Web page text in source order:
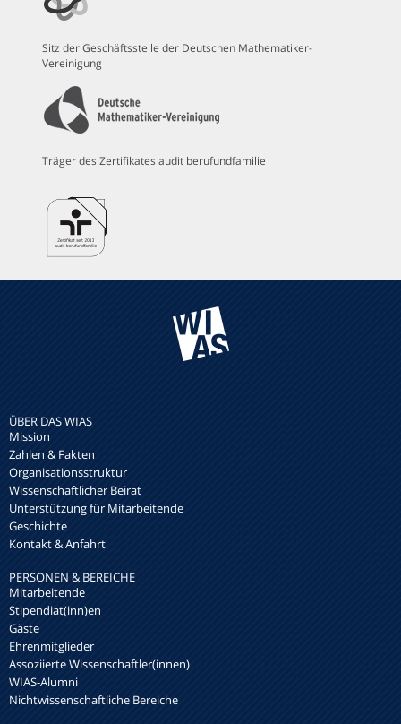
Sitz der Geschäftsstelle der Deutschen Mathematiker-
Vereinigung
Träger des Zertifikates audit berufundfamilie
ÜBER DAS WIAS
Mission
Zahlen & Fakten
Organisationsstruktur
Wissenschaftlicher Beirat
Unterstützung für Mitarbeitende
Geschichte
Kontakt & Anfahrt
PERSONEN & BEREICHE
Mitarbeitende
Stipendiat(inn)en
Gäste
Ehrenmitglieder
Assoziierte Wissenschaftler(innen)
WIAS-Alumni
Nichtwissenschaftliche Bereiche